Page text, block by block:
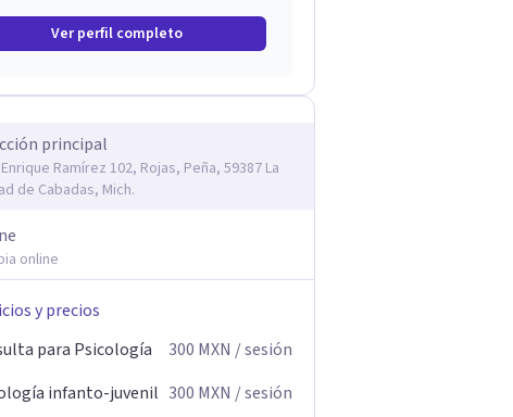
Ver perfil completo
principal
Ramírez 102, Rojas, Peña, 59387 La
de Cabadas, Mich.
online
y precios
para Psicología
300 MXN / sesión
infanto-juvenil 300 MXN / sesión